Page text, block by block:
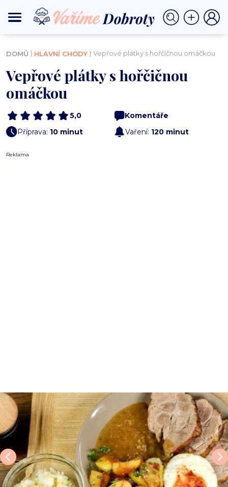
DOMŮ ⟩ HLAVNÍ CHODY ⟩ Vepřové plátky s hořčičnou omáčkou
Vepřové plátky s hořčičnou
omáčkou
5,0
Komentáře
Příprava: 10 minut Vaření: 120 minut
Reklama